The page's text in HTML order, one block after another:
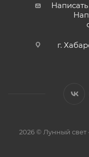
г.
2026 © Лунный свет